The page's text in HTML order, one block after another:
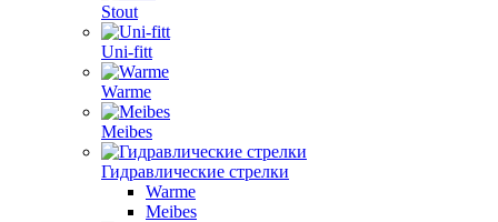
Stout
Uni-fitt
Warme
Meibes
Гидравлические стрелки
Warme
Meibes